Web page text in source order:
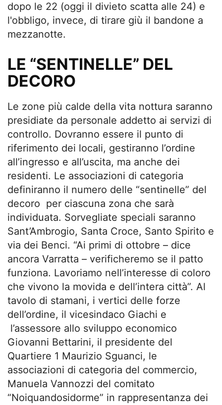
dopo le 22 (oggi il divieto scatta alle 24) e
l'obbligo, invece, di tirare giù il bandone a
mezzanotte.
LE “SENTINELLE” DEL
DECORO
Le zone più calde della vita nottura saranno
presidiate da personale addetto ai servizi di
controllo. Dovranno essere il punto di
riferimento dei locali, gestiranno l’ordine
all’ingresso e all’uscita, ma anche dei
residenti. Le associazioni di categoria
definiranno il numero delle “sentinelle” del
decoro per ciascuna zona che sarà
individuata. Sorvegliate speciali saranno
Sant’Ambrogio, Santa Croce, Santo Spirito e
via dei Benci. “Ai primi di ottobre – dice
ancora Varratta – verificheremo se il patto
funziona. Lavoriamo nell’interesse di coloro
che vivono la movida e dell’intera città”. Al
tavolo di stamani, i vertici delle forze
dell’ordine, il vicesindaco Giachi e
l’assessore allo sviluppo economico
Giovanni Bettarini, il presidente del
Quartiere 1 Maurizio Sguanci, le
associazioni di categoria del commercio,
Manuela Vannozzi del comitato
“Noiquandosidorme” in rappresentanza dei